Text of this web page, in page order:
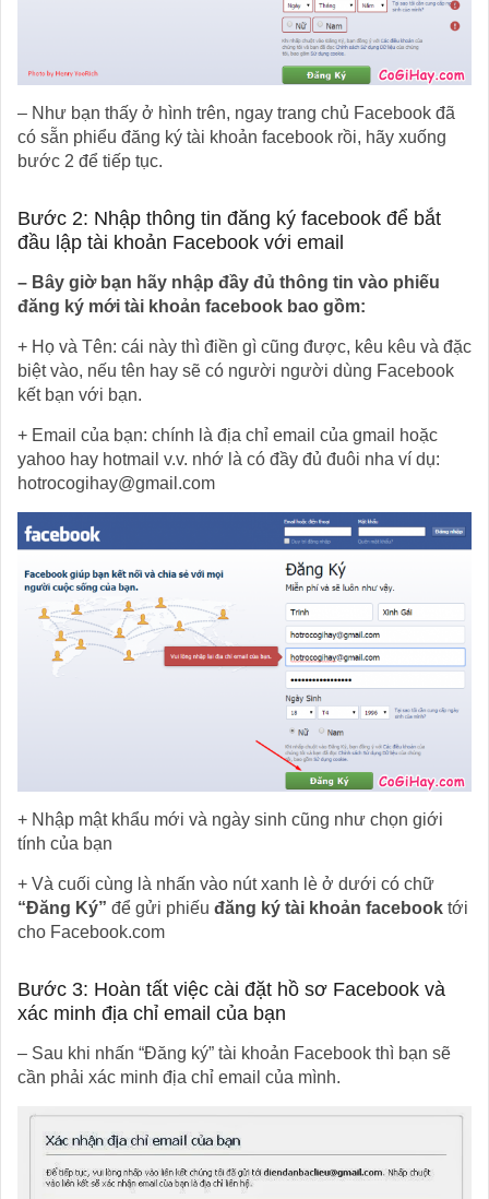
– Như bạn thấy ở hình trên, ngay trang chủ Facebook đã
có sẵn phiểu đăng ký tài khoản facebook rồi, hãy xuống
bước 2 để tiếp tục.
Bước 2: Nhập thông tin đăng ký facebook để bắt
đầu lập tài khoản Facebook với email
– Bây giờ bạn hãy nhập đầy đủ thông tin vào phiếu
đăng ký mới tài khoản facebook bao gồm:
+ Họ và Tên: cái này thì điền gì cũng được, kêu kêu và đặc
biệt vào, nếu tên hay sẽ có người người dùng Facebook
kết bạn với bạn.
+ Email của bạn: chính là địa chỉ email của gmail hoặc
yahoo hay hotmail v.v. nhớ là có đầy đủ đuôi nha ví dụ:
hotrocogihay@gmail.com
+ Nhập mật khẩu mới và ngày sinh cũng như chọn giới
tính của bạn
+ Và cuối cùng là nhấn vào nút xanh lè ở dưới có chữ
“Đăng Ký” để gửi phiếu đăng ký tài khoản facebook tới
cho Facebook.com
Bước 3: Hoàn tất việc cài đặt hồ sơ Facebook và
xác minh địa chỉ email của bạn
– Sau khi nhấn “Đăng ký” tài khoản Facebook thì bạn sẽ
cần phải xác minh địa chỉ email của mình.